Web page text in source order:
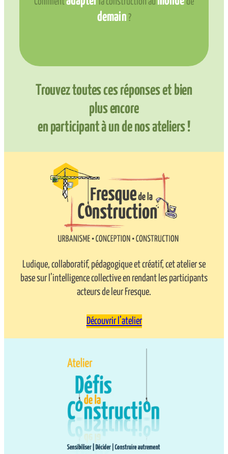
demain ?
Trouvez toutes ces réponses et bien
plus encore
en participant à un de nos ateliers !
Ludique, collaboratif, pédagogique et créatif, cet atelier se
base sur l’intelligence collective en rendant les participants
acteurs de leur Fresque.
Découvrir l’atelier